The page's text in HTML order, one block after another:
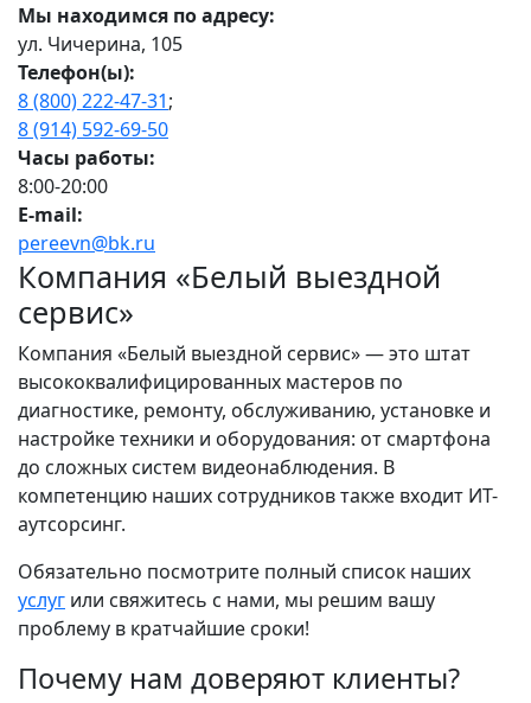
Мы находимся по адресу:
ул. Чичерина, 105
Телефон(ы):
8 (800) 222-47-31;
8 (914) 592-69-50
Часы работы:
8:00-20:00
E-mail:
pereevn@bk.ru
Компания «Белый выездной
сервис»
Компания «Белый выездной сервис» — это штат
высококвалифицированных мастеров по
диагностике, ремонту, обслуживанию, установке и
настройке техники и оборудования: от смартфона
до сложных систем видеонаблюдения. В
компетенцию наших сотрудников также входит ИТ-
аутсорсинг.
Обязательно посмотрите полный список наших
услуг или свяжитесь с нами, мы решим вашу
проблему в кратчайшие сроки!
Почему нам доверяют клиенты?